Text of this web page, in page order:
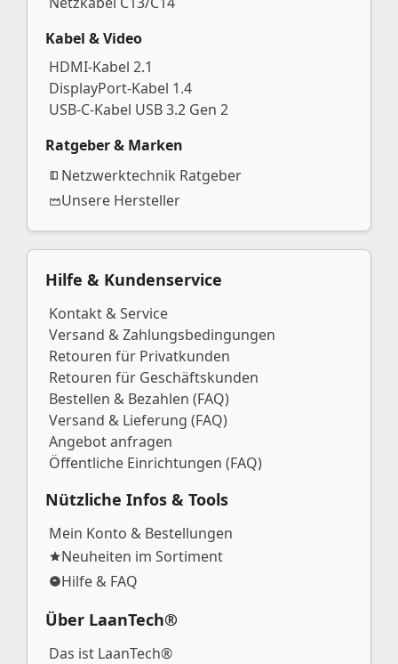
Kabel & Video
HDMI-Kabel 2.1
DisplayPort-Kabel 1.4
USB-C-Kabel USB 3.2 Gen 2
Ratgeber & Marken
Netzwerktechnik Ratgeber
Unsere Hersteller
Hilfe & Kundenservice
Kontakt & Service
Versand & Zahlungsbedingungen
Retouren für Privatkunden
Retouren für Geschäftskunden
Bestellen & Bezahlen (FAQ)
Versand & Lieferung (FAQ)
Angebot anfragen
Öffentliche Einrichtungen (FAQ)
Nützliche Infos & Tools
Mein Konto & Bestellungen
Neuheiten im Sortiment
Hilfe & FAQ
Über LaanTech®
Das ist LaanTech®